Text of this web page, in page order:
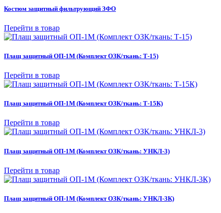
Костюм защитный фильтрующий ЗФО
Перейти в товар
Плащ защитный ОП-1М (Комплект ОЗК/ткань: Т-15)
Перейти в товар
Плащ защитный ОП-1М (Комплект ОЗК/ткань: Т-15К)
Перейти в товар
Плащ защитный ОП-1М (Комплект ОЗК/ткань: УНКЛ-3)
Перейти в товар
Плащ защитный ОП-1М (Комплект ОЗК/ткань: УНКЛ-3К)